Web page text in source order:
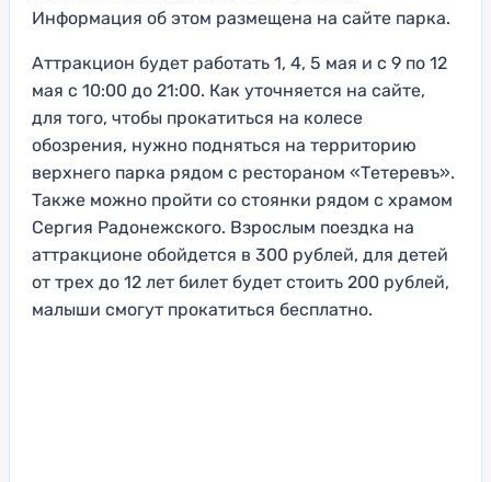
Информация об этом размещена на сайте парка.
Аттракцион будет работать 1, 4, 5 мая и с 9 по 12
мая с 10:00 до 21:00. Как уточняется на сайте,
для того, чтобы прокатиться на колесе
обозрения, нужно подняться на территорию
верхнего парка рядом с рестораном «Тетеревъ».
Также можно пройти со стоянки рядом с храмом
Сергия Радонежского. Взрослым поездка на
аттракционе обойдется в 300 рублей, для детей
от трех до 12 лет билет будет стоить 200 рублей,
малыши смогут прокатиться бесплатно.